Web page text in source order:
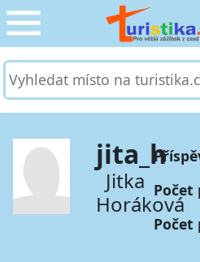
CESTOVÁNÍ
SLUŽBY & DOPRAVA ›
PRO TURISTY ›
MOJE TURISTIKA ›
jita_h
Jitka
Horáková
Počet
Počet